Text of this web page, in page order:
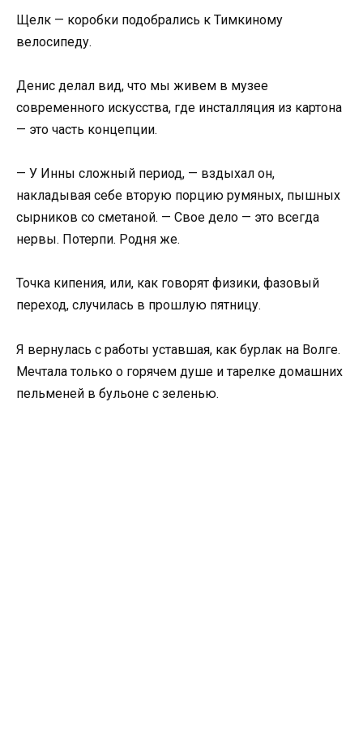
Щелк — коробки подобрались к Тимкиному
велосипеду.
Денис делал вид, что мы живем в музее
современного искусства, где инсталляция из картона
— это часть концепции.
— У Инны сложный период, — вздыхал он,
накладывая себе вторую порцию румяных, пышных
сырников со сметаной. — Свое дело — это всегда
нервы. Потерпи. Родня же.
Точка кипения, или, как говорят физики, фазовый
переход, случилась в прошлую пятницу.
Я вернулась с работы уставшая, как бурлак на Волге.
Мечтала только о горячем душе и тарелке домашних
пельменей в бульоне с зеленью.